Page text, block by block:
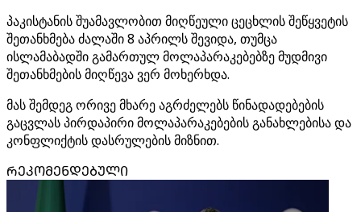
პაკისტანის შუამავლობით მიღწეული ცეცხლის შეწყვეტის
შეთანხმება ძალაში 8 აპრილს შევიდა, თუმცა
ისლამაბადში გამართულ მოლაპარაკებებზე მუდმივი
შეთანხმების მიღწევა ვერ მოხერხდა.
მას შემდეგ ორივე მხარე აგრძელებს წინადადებების
გაცვლას პირდაპირი მოლაპარაკებების განახლებისა და
კონფლიქტის დასრულების მიზნით.
ᲠᲔᲙᲝᲛᲔᲜᲓᲔᲑᲣᲚᲘ